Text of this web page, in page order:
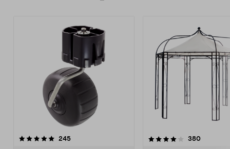
245arvostelut
4.0 viidestä
380arvostelut
4.5 viidestä